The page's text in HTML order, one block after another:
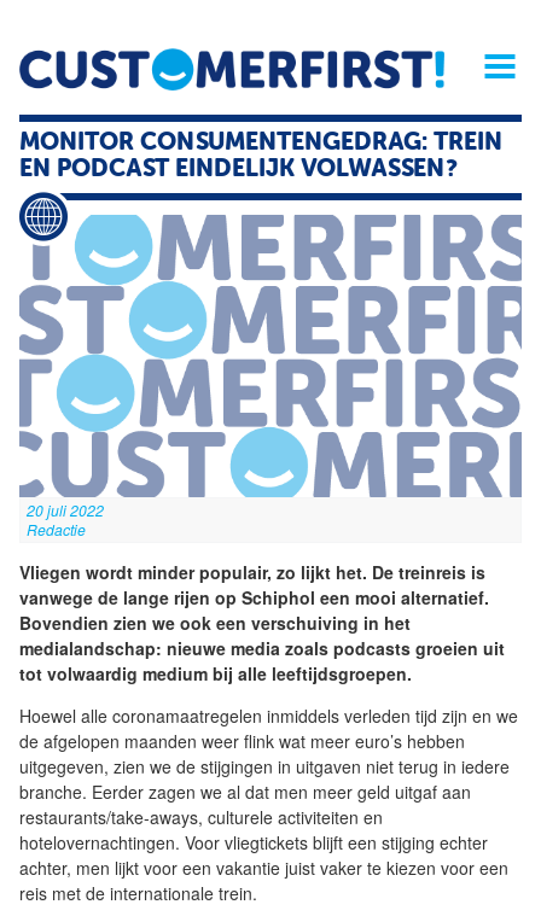
Home Opinie Archief
Magazine
Service
Buyers'Guide
MONITOR CONSUMENTENGEDRAG: TREIN
EN PODCAST EINDELIJK VOLWASSEN?
20 juli 2022
Redactie
Vliegen wordt minder populair, zo lijkt het. De treinreis is
vanwege de lange rijen op Schiphol een mooi alternatief.
Bovendien zien we ook een verschuiving in het
medialandschap: nieuwe media zoals podcasts groeien uit
tot volwaardig medium bij alle leeftijdsgroepen.
Hoewel alle coronamaatregelen inmiddels verleden tijd zijn en we
de afgelopen maanden weer flink wat meer euro’s hebben
uitgegeven, zien we de stijgingen in uitgaven niet terug in iedere
branche. Eerder zagen we al dat men meer geld uitgaf aan
restaurants/take-aways, culturele activiteiten en
hotelovernachtingen. Voor vliegtickets blijft een stijging echter
achter, men lijkt voor een vakantie juist vaker te kiezen voor een
reis met de internationale trein.